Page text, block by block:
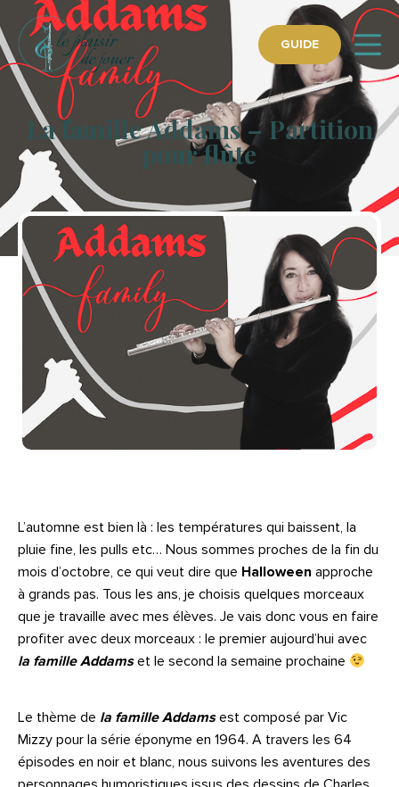
GUIDE
La famille Addams – Partition
pour flûte
L’automne est bien là : les températures qui baissent, la
pluie fine, les pulls etc… Nous sommes proches de la fin du
mois d’octobre, ce qui veut dire que Halloween approche
à grands pas. Tous les ans, je choisis quelques morceaux
que je travaille avec mes élèves. Je vais donc vous en faire
profiter avec deux morceaux : le premier aujourd’hui avec
la famille Addamset le second la semaine prochaine
Le thème de la famille Addamsest composé par Vic
Mizzy pour la série éponyme en 1964. A travers les 64
épisodes en noir et blanc, nous suivons les aventures des